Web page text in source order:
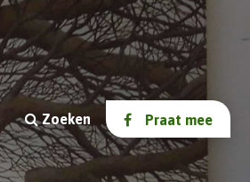
Zoeken Praat mee